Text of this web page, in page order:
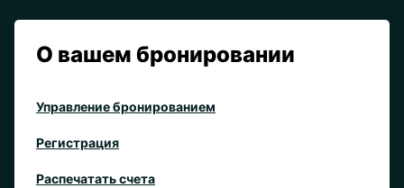
О вашем бронировании
Управление бронированием
Регистрация
Распечатать счета